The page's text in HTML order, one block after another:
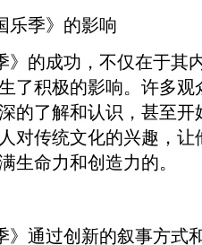
乐季》的影响
》的成功，不仅在于其
了积极的影响。许多
的了解和认识，甚至
对传统文化的兴趣，让
生命力和创造力的。
》通过创新的叙事方式